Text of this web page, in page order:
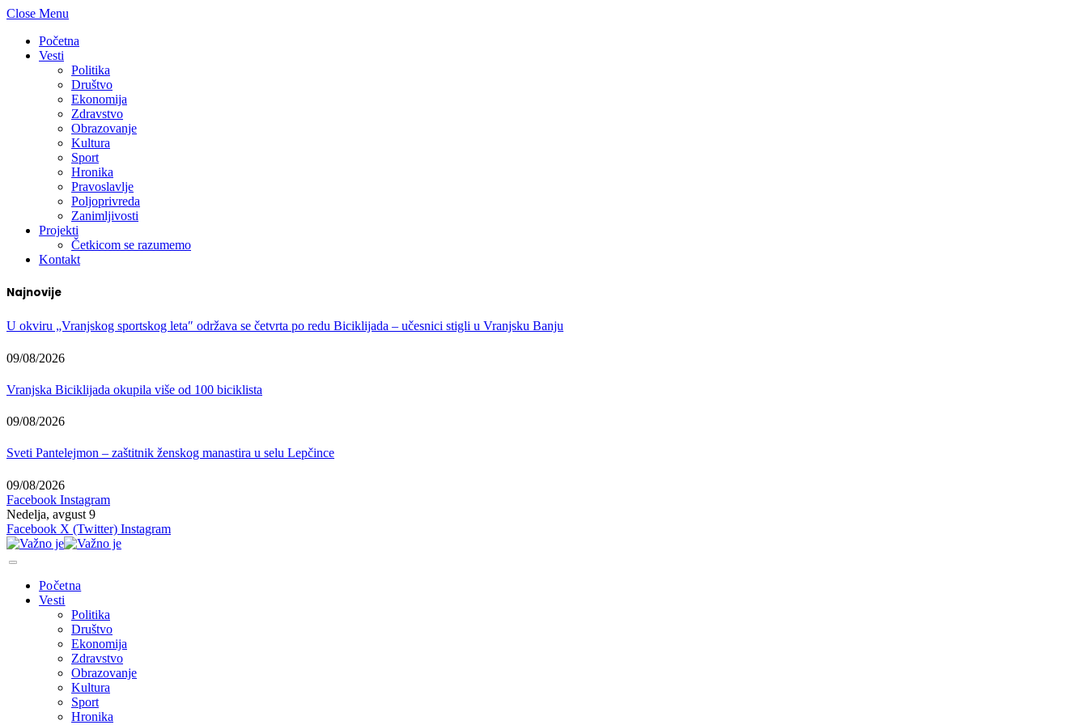
Close Menu
Početna
Vesti
Politika
Društvo
Ekonomija
Zdravstvo
Obrazovanje
Kultura
Sport
Hronika
Pravoslavlje
Poljoprivreda
Zanimljivosti
Projekti
Četkicom se razumemo
Kontakt
Najnovije
U okviru „Vranjskog sportskog leta″ održava se četvrta po redu Biciklijada – učesnici stigli u Vranjsku Banju
09/08/2026
Vranjska Biciklijada okupila više od 100 biciklista
09/08/2026
Sveti Pantelejmon – zaštitnik ženskog manastira u selu Lepčince
09/08/2026
Facebook Instagram
Nedelja, avgust 9
Facebook X (Twitter) Instagram
Početna
Vesti
Politika
Društvo
Ekonomija
Zdravstvo
Obrazovanje
Kultura
Sport
Hronika